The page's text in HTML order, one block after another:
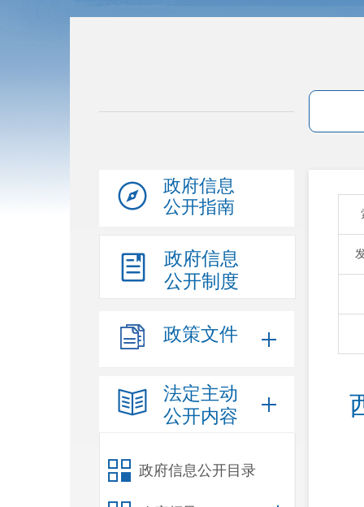
政府信息
公开指南
政府信息
公开制度
政策文件
法定主动
公开内容
政府信息公开目录